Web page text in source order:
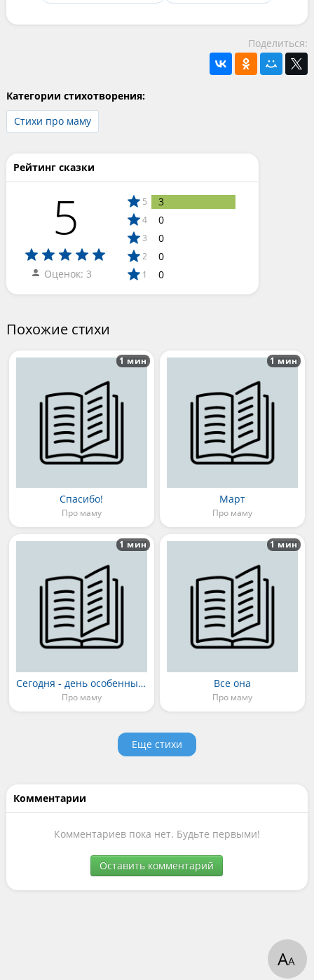
Поделиться:
Категории стихотворения:
Стихи про маму
Рейтинг сказки
5
Оценок: 3
5 3
4 0
3 0
2 0
1 0
Похожие стихи
Спасибо!
Про маму
1 мин
Март
Про маму
1 мин
Сегодня - день особенный...
Про маму
1 мин
Все она
Про маму
1 мин
Еще стихи
Комментарии
Комментариев пока нет. Будьте первыми!
Оставить комментарий
АА